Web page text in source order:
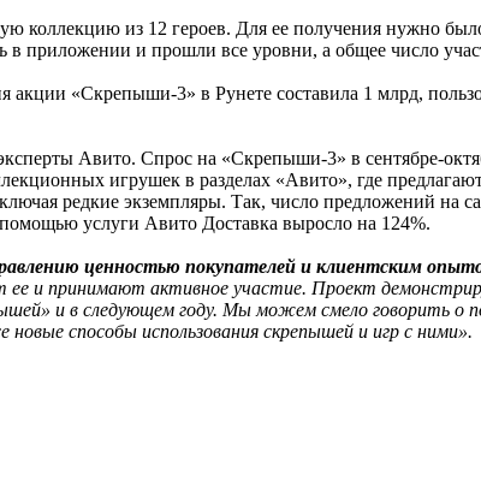
коллекцию из 12 героев. Для ее получения нужно
в приложении и прошли все уровни, а общее число
акции «Скрепыши-3» в Рунете составила 1 млрд,
Авито. Спрос на «Скрепыши-3» в сентябре-
игрушек в разделах «Авито», где
редкие экземпляры. Так, число предложений на
услуги Авито Доставка выросло на 124%.
ценностью покупателей и клиентским
и принимают активное участие. Проект
и в следующем году. Мы можем смело говорить о
способы использования скрепышей и игр с ними».